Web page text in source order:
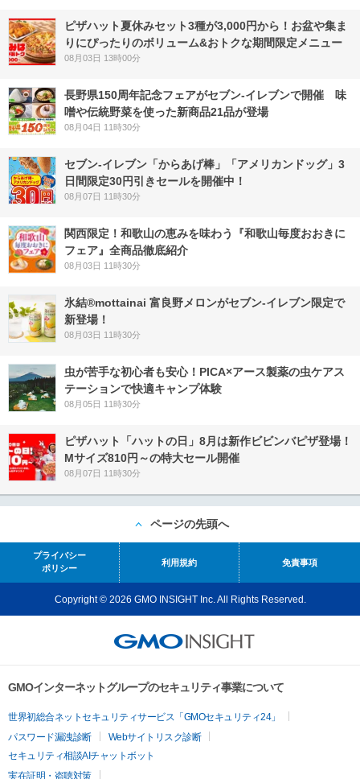
ピザハット夏休みセット3種が3,000円から！お盆や集ま
りにぴったりのボリューム&おトクな期間限定メニュー
08月03日 13時00分
長野県150周年記念フェアがセブン-イレブンで開催 味
噌や伝統野菜を使った新商品21品が登場
08月04日 11時30分
セブン‐イレブン「からあげ棒」「アメリカンドッグ」3
日間限定30円引きセールを開催中！
08月07日 11時30分
関西限定！和歌山の恵みを味わう『和歌山毎度おおきに
フェア』全商品徹底紹介
08月03日 11時30分
氷結®mottainai 富良野メロンがセブン‐イレブン限定で
新登場！
08月03日 11時30分
虫が苦手な初心者も安心！PICA×アース製薬の虫ケアス
テーションで快適キャンプ体験
08月05日 11時30分
ピザハット「ハットの日」8月は新作ビビンバピザ登場！
Mサイズ810円～の特大セール開催
08月07日 11時30分
ページの先頭へ
プライバシー
ポリシー
利用規約 免責事項
Copyright © 2026 GMO INSIGHT Inc. All Rights Reserved.
GMOインターネットグループのセキュリティ事業について
世界初総合ネットセキュリティサービス「GMOセキュリティ24」
パスワード漏洩診断
Webサイトリスク診断
セキュリティ相談AIチャットボット
実在証明・盗聴対策